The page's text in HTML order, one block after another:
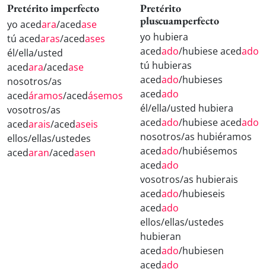
Pretérito imperfecto
yo acedara/acedase
tú acedaras/acedases
él/ella/usted
acedara/acedase
nosotros/as
acedáramos/acedásemos
vosotros/as
acedarais/acedaseis
ellos/ellas/ustedes
acedaran/acedasen
Pretérito
pluscuamperfecto
yo hubiera
acedado/hubiese acedado
tú hubieras
acedado/hubieses
acedado
él/ella/usted hubiera
acedado/hubiese acedado
nosotros/as hubiéramos
acedado/hubiésemos
acedado
vosotros/as hubierais
acedado/hubieseis
acedado
ellos/ellas/ustedes
hubieran
acedado/hubiesen
acedado